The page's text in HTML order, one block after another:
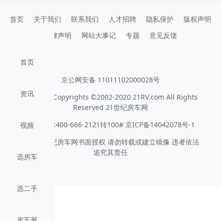
首页
资讯
视频
选房车
选二手
首页 关于我们 联系我们 人才招聘 隐私保护
版权声明
法律声明
网站大事记 专题 意见反馈
京公网安备 11011102000028号
版权所有 Copyrights ©2002-2020 21RV.com All Rights
Reserved 21世纪房车网
客服电话:400-666-2121转100# 京ICP备14042078号-1
未经21世纪房车网书面授权 请勿转载或建立镜像 违者依法
追究其责任